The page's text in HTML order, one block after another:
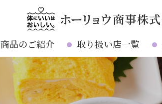
商品のご紹介 取り扱い店一覧